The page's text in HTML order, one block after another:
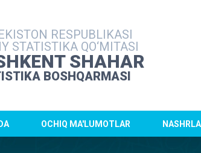
RESPUBLIKASI
STATISTIKA QO‘MITASI
SHAHAR
BOSHQARMASI
OCHIQ MA'LUMOTLAR